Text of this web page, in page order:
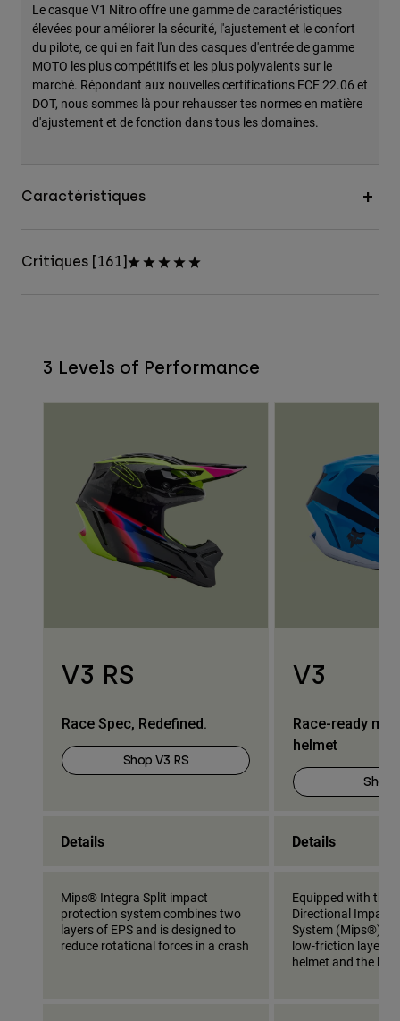
Le casque V1 Nitro offre une gamme de caractéristiques
élevées pour améliorer la sécurité, l'ajustement et le confort
du pilote, ce qui en fait l'un des casques d'entrée de gamme
MOTO les plus compétitifs et les plus polyvalents sur le
marché. Répondant aux nouvelles certifications ECE 22.06 et
DOT, nous sommes là pour rehausser tes normes en matière
d'ajustement et de fonction dans tous les domaines.
Caractéristiques
Critiques [161]
3 Levels of Performance
V3 RS
Race Spec, Redefined.
Shop V3 RS
V3
Race-ready
helmet
Shop
Details Details
Mips® Integra Split impact
protection system combines two
layers of EPS and is designed to
reduce rotational forces in a crash
Equipped with the
Directional Impact
System (Mips®),
low-friction layer
helmet and the